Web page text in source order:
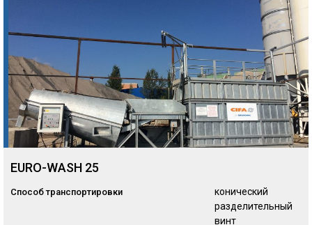
EURO-WASH 25
Способ транспортировки
конический
разделительный
винт